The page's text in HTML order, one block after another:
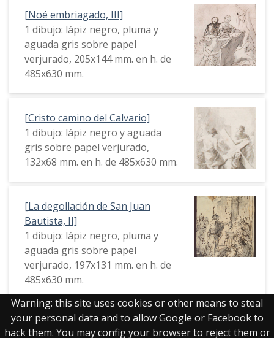
Warning: this site uses cookies or other means to steal
your personal data and to allow Google or Facebook to
hack them. You may config your browser to reject them or
[Noé embriagado, III]
1 dibujo: lápiz negro, pluma y
aguada gris sobre papel
verjurado, 205x144 mm. en h. de
485x630 mm.
[Cristo camino del Calvario]
1 dibujo: lápiz negro y aguada
gris sobre papel verjurado,
132x68 mm. en h. de 485x630 mm.
[La degollación de San Juan
Bautista, II]
1 dibujo: lápiz negro, pluma y
aguada gris sobre papel
verjurado, 197x131 mm. en h. de
485x630 mm.